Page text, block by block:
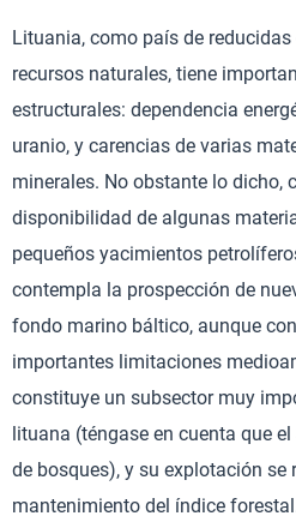
Lituania, como país de
recursos naturales, tiene
estructurales: dependencia
uranio, y carencias de varias
minerales. No obstante lo dicho,
disponibilidad de algunas
pequeños yacimientos
contempla la prospección de
fondo marino báltico, aunque
importantes limitaciones
constituye un subsector muy
lituana (téngase en cuenta que
de bosques), y su explotación se
mantenimiento del índice